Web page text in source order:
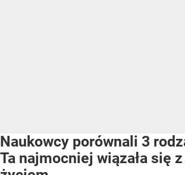
Naukowcy porównali 3
Ta najmocniej wiązała się